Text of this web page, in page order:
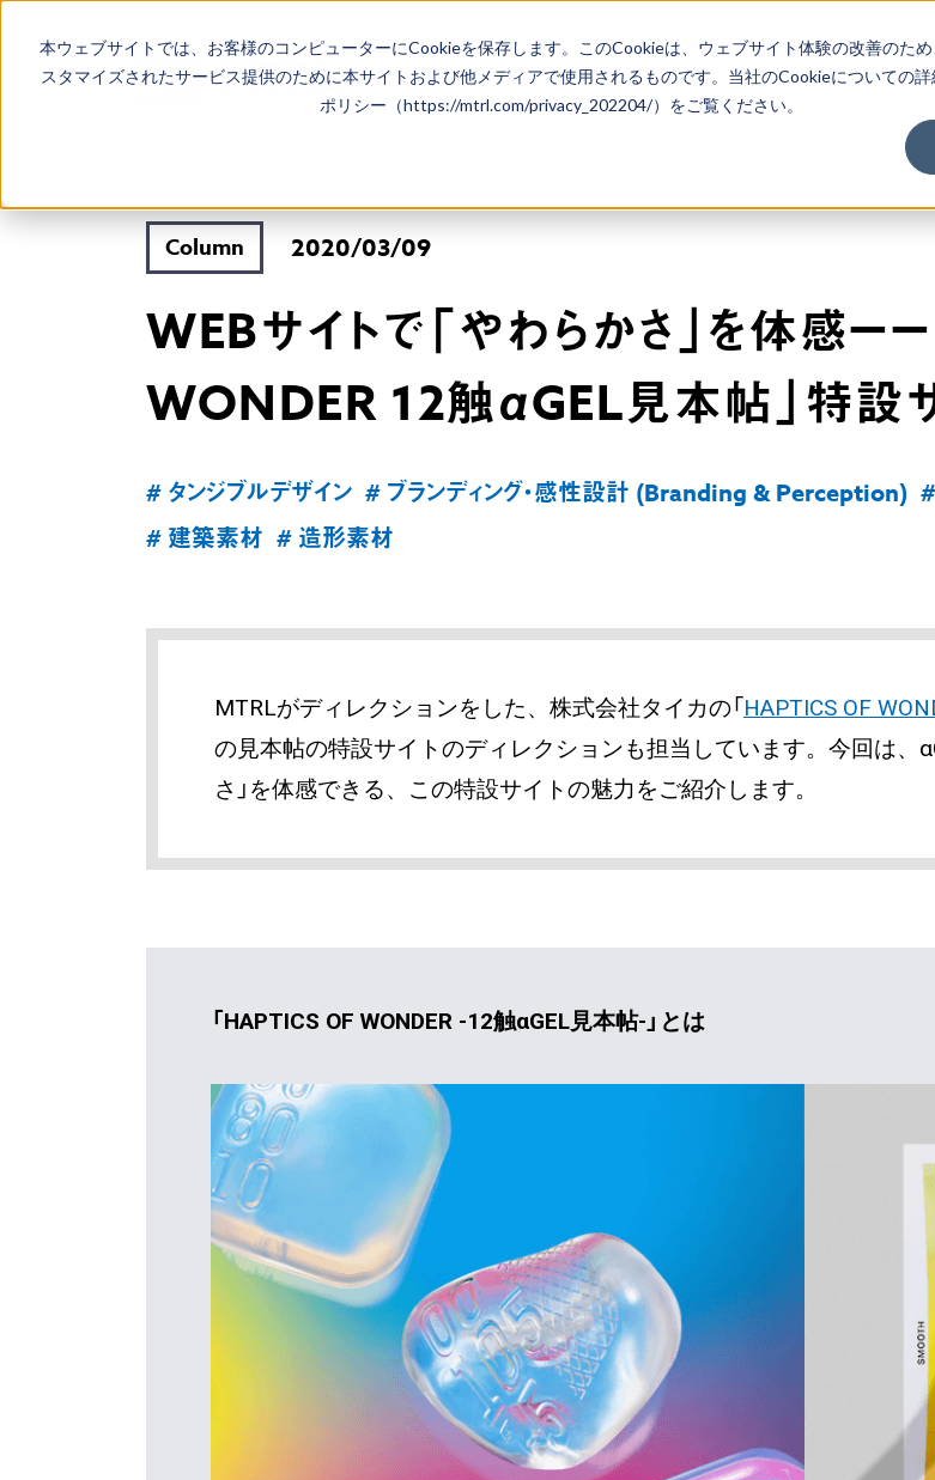
本ウェブサイトでは、お客様のコンピューターにCookieを保存します。このCookieは、ウェブサイト体験の改善のた
スタマイズされたサービス提供のために本サイトおよび他メディアで使用されるものです。当社のCookieについての
ポリシー（https://mtrl.com/privacy_202204/）をご覧ください。
Column 2020/03/09
WEBサイトで「やわらかさ」を体感ー
WONDER 12触αGEL見本帖」特設
# タンジブルデザイン # ブランディング・感性設計 (Branding & Perception)
# 建築素材 # 造形素材
MTRLがディレクションをした、株式会社タイカの「HAPTICS OF
の見本帖の特設サイトのディレクションも担当しています。今回は、
さ」を体感できる、この特設サイトの魅力をご紹介します。
「HAPTICS OF WONDER -12触αGEL見本帖-」とは